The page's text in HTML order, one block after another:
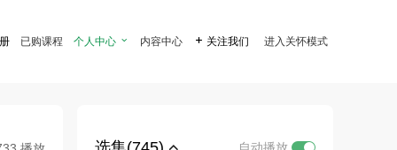
已购课程 个人中心  内容中心  关注我们 进入关怀模式